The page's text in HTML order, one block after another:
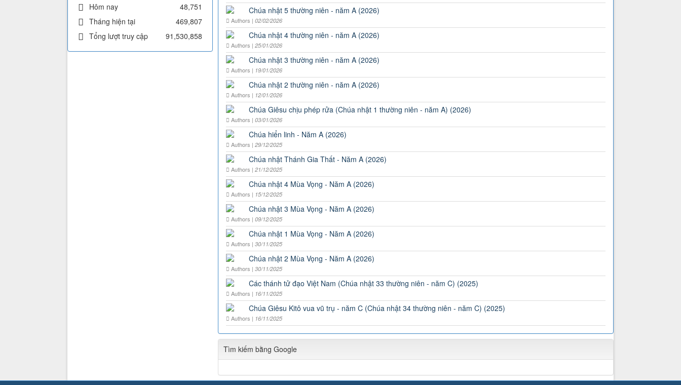
Hôm nay
48,751
Tháng hiện tại
469,807
Tổng lượt truy cập
91,530,858
Chúa nhật 5 thường niên - năm A (2026)
Authors | 02/02/2026
Chúa nhật 4 thường niên - năm A (2026)
Authors | 25/01/2026
Chúa nhật 3 thường niên - năm A (2026)
Authors | 19/01/2026
Chúa nhật 2 thường niên - năm A (2026)
Authors | 12/01/2026
Chúa Giêsu chịu phép rửa (Chúa nhật 1 thường niên - năm A) (2026)
Authors | 03/01/2026
Chúa hiển linh - Năm A (2026)
Authors | 29/12/2025
Chúa nhật Thánh Gia Thất - Năm A (2026)
Authors | 21/12/2025
Chúa nhật 4 Mùa Vọng - Năm A (2026)
Authors | 15/12/2025
Chúa nhật 3 Mùa Vọng - Năm A (2026)
Authors | 09/12/2025
Chúa nhật 1 Mùa Vọng - Năm A (2026)
Authors | 30/11/2025
Chúa nhật 2 Mùa Vọng - Năm A (2026)
Authors | 30/11/2025
Các thánh tử đạo Việt Nam (Chúa nhật 33 thường niên - năm C) (2025)
Authors | 16/11/2025
Chúa Giêsu Kitô vua vũ trụ - năm C (Chúa nhật 34 thường niên - năm C) (2025)
Authors | 16/11/2025
Tìm kiếm bằng Google